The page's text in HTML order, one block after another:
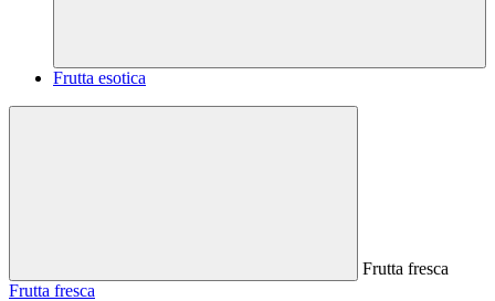
Frutta esotica
Frutta fresca
Frutta fresca